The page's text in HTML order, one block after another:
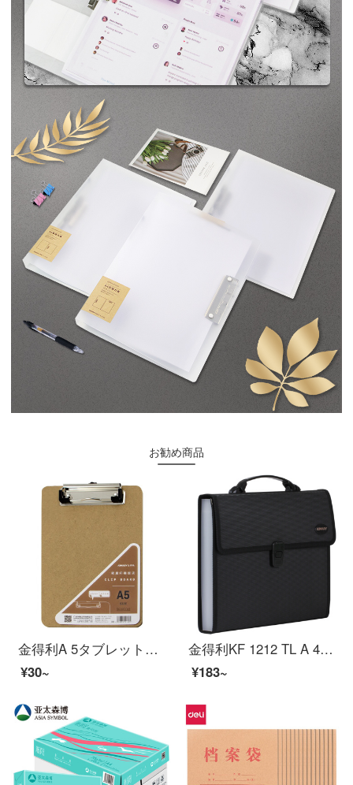
お勧め商品
金得利A 5タブレットフォルダフォルダフォルダフォルダフォルダフォルダフォルダフォルダフォルダフォルダフォルダフォルダフォルダフォルダフォルダ板紙のテストペーパーホルダー学生用資料収納ファイルAs 2126原木色
¥30~
金得利KF 1212 TL A 4ニット柄多层分类フォルダ13格オルガンバッグビジネス公文書の書類は中学生のノート用紙を収納します。
¥183~